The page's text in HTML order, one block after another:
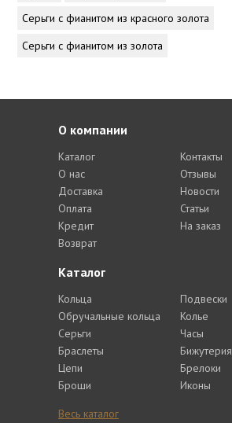
Серьги с фианитом из красного золота
Серьги с фианитом из золота
Каталог
Кольца
Обручальные кольца
Серьги
Браслеты
Цепи
Броши
Подвески
Колье
Часы
Бижутерия
Брелоки
Иконы
Весь каталог
О компании
Каталог
О нас
Доставка
Оплата
Кредит
Возврат
Контакты
Отзывы
Новости
Статьи
На заказ